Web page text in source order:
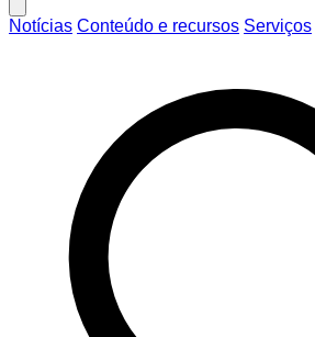
Notícias Conteúdo e recursos Serviços